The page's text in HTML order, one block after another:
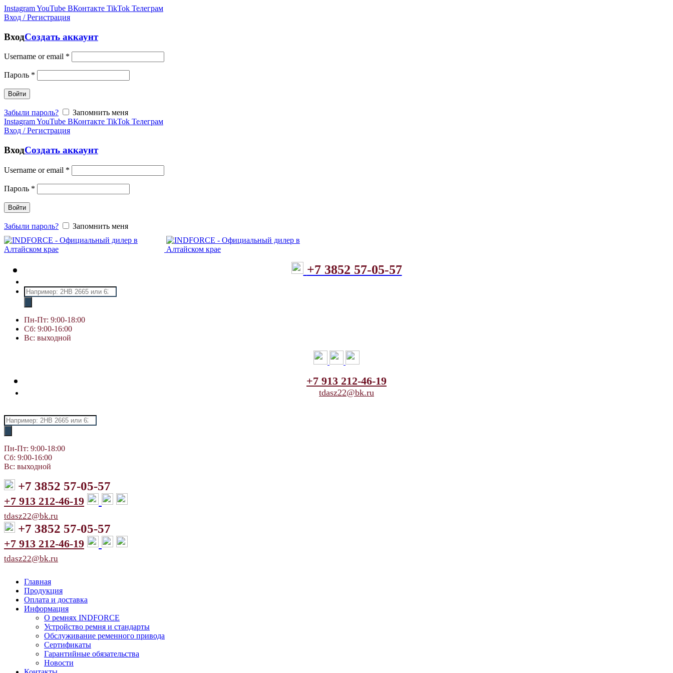
InstagramYouTube ВКонтакте TikTok Телеграм
Вход / Регистрация
ВходСоздать аккаунт
Username or email *
Пароль *
Войти
Забыли пароль?
Запомнить меня
InstagramYouTube ВКонтакте TikTok Телеграм
Вход / Регистрация
ВходСоздать аккаунт
Username or email *
Пароль *
Войти
Забыли пароль? Запомнить меня
+7 3852 57-05-57
Поиск
товаров
Пн-Пт: 9:00-18:00
Сб: 9:00-16:00
Вс: выходной
+7 913 212-46-19
tdasz22@bk.ru
Поиск
товаров
Пн-Пт: 9:00-18:00
Сб: 9:00-16:00
Вс: выходной
+7 3852 57-05-57
+7 913 212-46-19
tdasz22@bk.ru
+7 3852 57-05-57
+7 913 212-46-19
tdasz22@bk.ru
Главная
Продукция
Оплата и доставка
Информация
О ремнях INDFORCE
Устройство ремня и стандарты
Обслуживание ременного привода
Сертификаты
Гарантийные обязательства
Новости